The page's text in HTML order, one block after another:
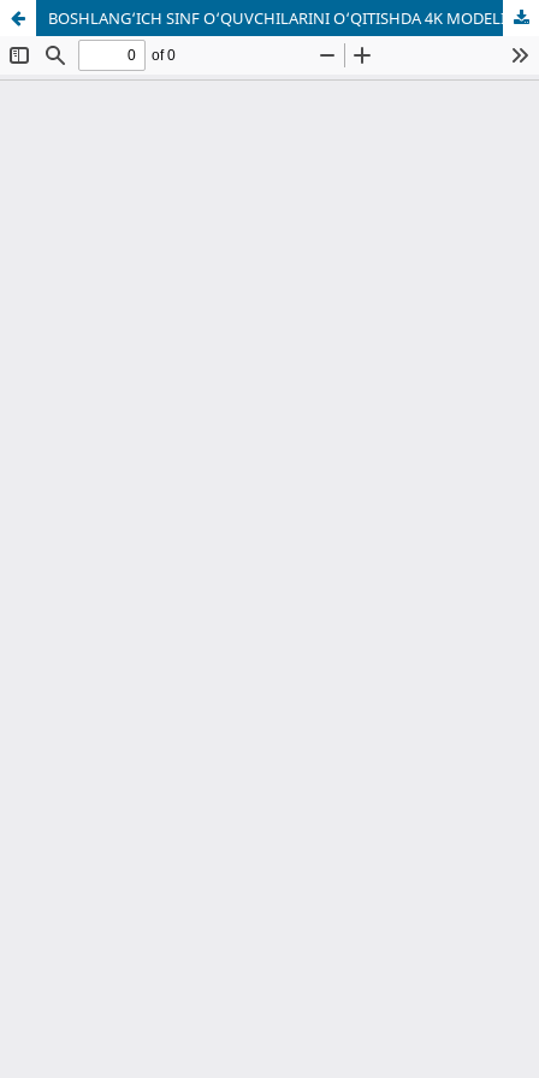
BOSHLANG‘ICH SINF O‘QUVCHILARINI O‘QITISHDA 4K MODELINING AHAMIYATI